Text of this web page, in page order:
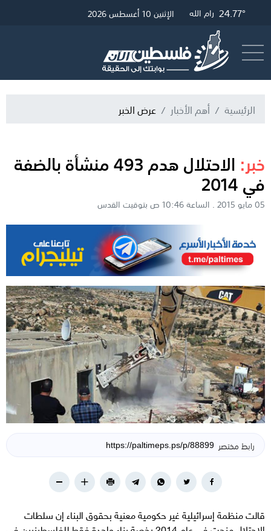
26.65° غزة 25.01° القدس 24.77° رام الله الإثنين 10 أغسطس 2026
الرئيسية أهم الأخبار عرض الخبر
خبر: الاحتلال هدم 493 منشأة بالضفة
في 2014
05 مايو 2015 . الساعة 10:46 ص بتوقيت القدس
رابط مختصر
قالت منظمة إسرائيلية غير حكومية معنية بحقوق البناء إن سلطات